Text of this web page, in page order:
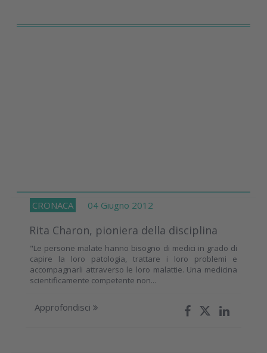
CRONACA 04 Giugno 2012
Rita Charon, pioniera della disciplina
"Le persone malate hanno bisogno di medici in grado di
capire la loro patologia, trattare i loro problemi e
accompagnarli attraverso le loro malattie. Una medicina
scientificamente competente non...
Approfondisci